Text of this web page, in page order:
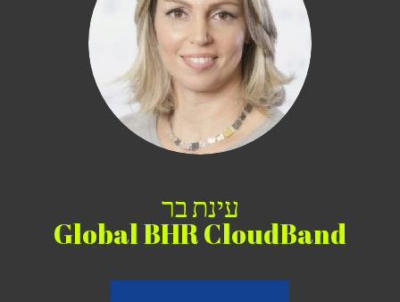
עינת בר
Global BHR CloudBand